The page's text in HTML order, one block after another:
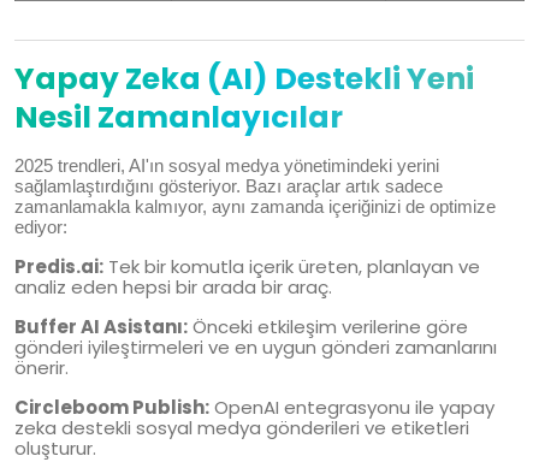
Yapay Zeka (AI) Destekli Yeni
Nesil Zamanlayıcılar
2025 trendleri, AI'ın sosyal medya yönetimindeki yerini
sağlamlaştırdığını gösteriyor. Bazı araçlar artık sadece
zamanlamakla kalmıyor, aynı zamanda içeriğinizi de optimize
ediyor:
Predis.ai: Tek bir komutla içerik üreten, planlayan ve
analiz eden hepsi bir arada bir araç.
Buffer AI Asistanı:Önceki etkileşim verilerine göre
gönderi iyileştirmeleri ve en uygun gönderi zamanlarını
önerir.
Circleboom Publish:OpenAI entegrasyonu ile yapay
zeka destekli sosyal medya gönderileri ve etiketleri
oluşturur.